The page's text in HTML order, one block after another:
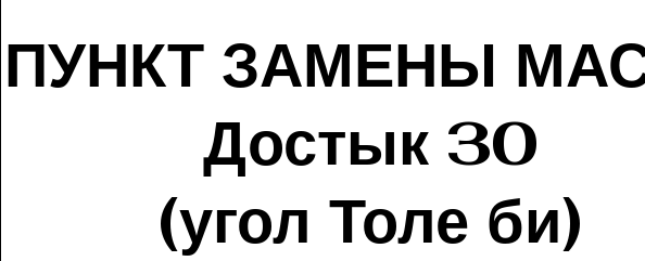
ПУНКТ ЗАМЕНЫ
Достык 30
(угол Толе би)